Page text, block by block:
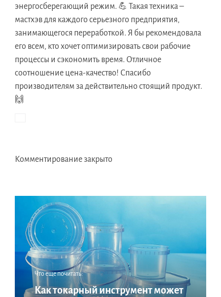
энергосберегающий режим. 💪 Такая техника –
мастхэв для каждого серьезного предприятия,
занимающегося переработкой. Я бы рекомендовала
его всем, кто хочет оптимизировать свои рабочие
процессы и сэкономить время. Отличное
соотношение цена-качество! Спасибо
производителям за действительно стоящий продукт.
🙌
Комментирование закрыто
Что еще почитать:
Как токарный инструмент может